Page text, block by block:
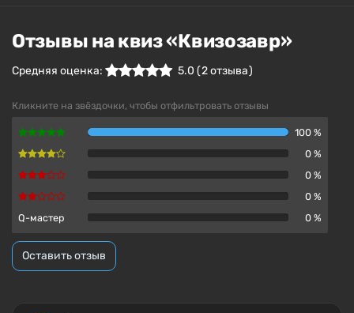
Отзывы на квиз «Квизозавр»
Средняя оценка: 5.0 (2отзыва )
Кликните на звёздочки, чтобы отфильтровать отзывы
100 %
0 %
0 %
0 %
Q-мастер
0 %
Оставить отзыв